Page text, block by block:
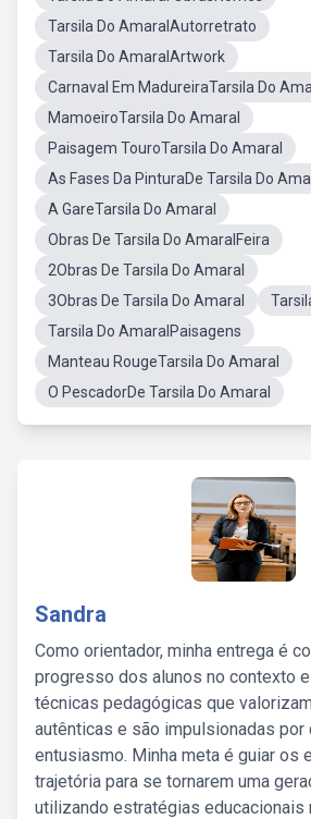
Tarsila Do AmaralAutorretrato
Tarsila Do AmaralArtwork
Carnaval Em MadureiraTarsila Do
MamoeiroTarsila Do Amaral
Paisagem TouroTarsila Do Amaral
As Fases Da PinturaDe Tarsila Do
A GareTarsila Do Amaral
Obras De Tarsila Do AmaralFeira
2Obras De Tarsila Do Amaral
3Obras De Tarsila Do Amaral
Tarsila Do AmaralPaisagens
Manteau RougeTarsila Do Amaral
O PescadorDe Tarsila Do Amaral
Sandra
Como orientador, minha entrega é
progresso dos alunos no contexto
técnicas pedagógicas que
autênticas e são impulsionadas por
entusiasmo. Minha meta é guiar os
trajetória para se tornarem uma
utilizando estratégias educacionais